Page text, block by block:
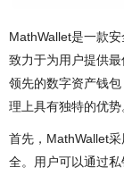
MathWallet是一款
致力于为用户提供
领先的数字资产钱
理上具有独特的优势
首先，MathWallet
全。用户可以通过